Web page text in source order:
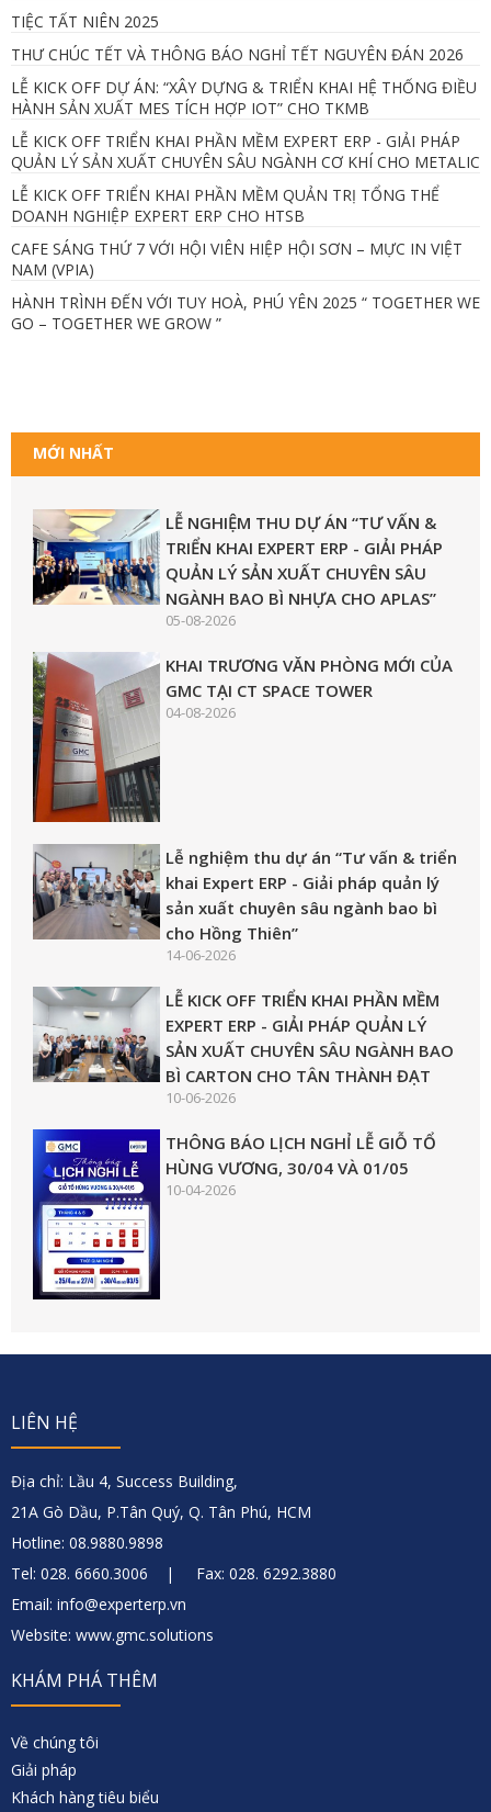
TIỆC TẤT NIÊN 2025
THƯ CHÚC TẾT VÀ THÔNG BÁO NGHỈ TẾT NGUYÊN ĐÁN 2026
LỄ KICK OFF DỰ ÁN: “XÂY DỰNG & TRIỂN KHAI HỆ THỐNG ĐIỀU
HÀNH SẢN XUẤT MES TÍCH HỢP IOT” CHO TKMB
LỄ KICK OFF TRIỂN KHAI PHẦN MỀM EXPERT ERP - GIẢI PHÁP
QUẢN LÝ SẢN XUẤT CHUYÊN SÂU NGÀNH CƠ KHÍ CHO METALIC
LỄ KICK OFF TRIỂN KHAI PHẦN MỀM QUẢN TRỊ TỔNG THỂ
DOANH NGHIỆP EXPERT ERP CHO HTSB
CAFE SÁNG THỨ 7 VỚI HỘI VIÊN HIỆP HỘI SƠN – MỰC IN VIỆT
NAM (VPIA)
HÀNH TRÌNH ĐẾN VỚI TUY HOÀ, PHÚ YÊN 2025 “ TOGETHER WE
GO – TOGETHER WE GROW ”
MỚI NHẤT
LỄ NGHIỆM THU DỰ ÁN “TƯ VẤN &
TRIỂN KHAI EXPERT ERP - GIẢI PHÁP
QUẢN LÝ SẢN XUẤT CHUYÊN SÂU
NGÀNH BAO BÌ NHỰA CHO APLAS”
05-08-2026
KHAI TRƯƠNG VĂN PHÒNG MỚI CỦA
GMC TẠI CT SPACE TOWER
04-08-2026
Lễ nghiệm thu dự án “Tư vấn & triển
khai Expert ERP - Giải pháp quản lý
sản xuất chuyên sâu ngành bao bì
cho Hồng Thiên”
14-06-2026
LỄ KICK OFF TRIỂN KHAI PHẦN MỀM
EXPERT ERP - GIẢI PHÁP QUẢN LÝ
SẢN XUẤT CHUYÊN SÂU NGÀNH BAO
BÌ CARTON CHO TÂN THÀNH ĐẠT
10-06-2026
THÔNG BÁO LỊCH NGHỈ LỄ GIỖ TỔ
HÙNG VƯƠNG, 30/04 VÀ 01/05
10-04-2026
LIÊN HỆ
Địa chỉ: Lầu 4, Success Building,
21A Gò Dầu, P.Tân Quý, Q. Tân Phú, HCM
Hotline: 08.9880.9898
Tel: 028. 6660.3006 | Fax: 028. 6292.3880
Email: info@experterp.vn
Website: www.gmc.solutions
KHÁM PHÁ THÊM
Về chúng tôi
Giải pháp
Khách hàng tiêu biểu